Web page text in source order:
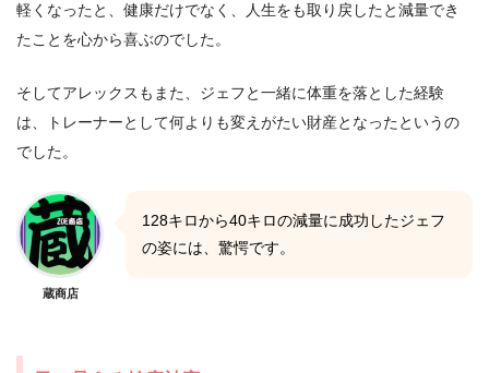
軽くなったと、健康だけでなく、人生をも取り戻したと減量でき
たことを心から喜ぶのでした。
そしてアレックスもまた、ジェフと一緒に体重を落とした経験
は、トレーナーとして何よりも変えがたい財産となったというの
でした。
蔵商店
128キロから40キロの減量に成功したジェフ
の姿には、驚愕です。